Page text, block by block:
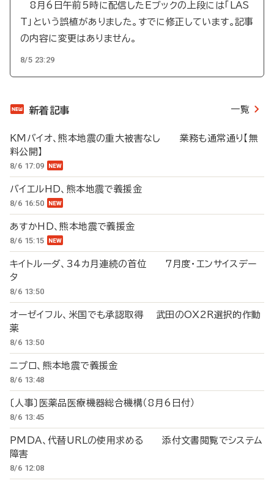
8月6日午前5時に配信したEブックの上段には「LAS
T」という誤植がありました。すでに修正しています。記事
の内容に変更はありません。
8/5 23:29
新着記事 一覧
KMバイオ、熊本地震の重大被害なし 業務も通常通り【無
料公開】
8/6 17:09
バイエルHD、熊本地震で義援金
8/6 16:50
あすかHD、熊本地震で義援金
8/6 15:15
キイトルーダ、34カ月連続の首位 7月度・エンサイスデー
タ
8/6 13:50
オーゼイフル、米国でも承認取得 武田のOX2R選択的作動
薬
8/6 13:50
ニプロ、熊本地震で義援金
8/6 13:48
〔人事〕医薬品医療機器総合機構（8月6日付）
8/6 13:45
PMDA、代替URLの使用求める 添付文書閲覧でシステム
障害
8/6 12:08